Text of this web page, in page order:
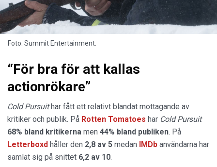
Foto: Summit Entertainment.
“För bra för att kallas
actionrökare”
Cold Pursuithar fått ett relativt blandat mottagande av
kritiker och publik. På Rotten Tomatoes har Cold Pursuit
68% bland kritikerna men 44% bland publiken. På
Letterboxd håller den 2,8 av 5 medan IMDb användarna har
samlat sig på snittet 6,2 av 10.